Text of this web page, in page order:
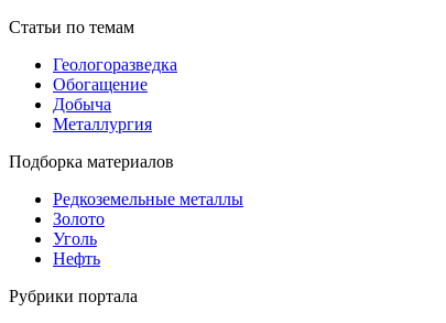
Статьи по темам
Геологоразведка
Обогащение
Добыча
Металлургия
Подборка материалов
Редкоземельные металлы
Золото
Уголь
Нефть
Рубрики портала